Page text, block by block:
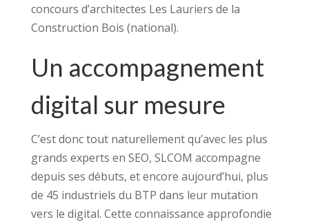
concours d’architectes Les Lauriers de la
Construction Bois (national).
Un accompagnement
digital sur mesure
C’est donc tout naturellement qu’avec les plus
grands experts en SEO, SLCOM accompagne
depuis ses débuts, et encore aujourd’hui, plus
de 45 industriels du BTP dans leur mutation
vers le digital. Cette connaissance approfondie